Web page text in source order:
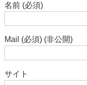
名前 (必須)
Mail (必須) (非公開)
サイト